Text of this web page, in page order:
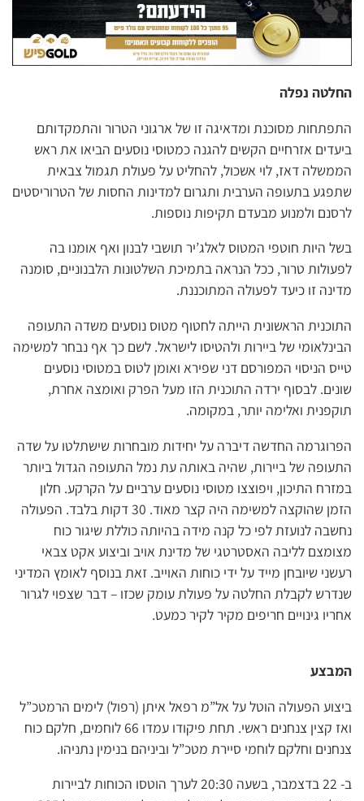
החלטה נפלה
התפתחות מסוכנת ומדאיגה זו של ארגוני הטרור והתמקדותם
ביעדים אזרחיים הקשים להגנה כמטוסי נוסעים הביאו את ראש
הממשלה דאז, לוי אשכול, להחליט על פעולת תגמול צבאית
שתפגע בתעופה הערבית ותגרום למדינות החסות של הטרוריסטים
לרסנם ולמנוע מבעדם תקיפות נוספות.
בשל היות חוטפי המטוס לאלג’יר תושבי לבנון ואף אומנו בה
לפעולות טרור, ככל הנראה בתמיכת השלטונות הלבנוניים, סומנה
מדינה זו כיעד לפעולה המתוכננת.
התוכנית הראשונית הייתה לחטוף מטוס נוסעים משדה התעופה
הבינלאומי של ביירות ולהטיסו לישראל. לשם כך אף נבחר למשימה
טייס הניסוי המפורסם דני שפירא ואומן לטוס במטוסי נוסעים
שונים. לבסוף ירדה התוכנית הזו מעל הפרק ואומצה אחרת,
תוקפנית ואלימה יותר, במקומה.
הפרוגרמה החדשה דיברה על יחידות מובחרות שישתלטו על שדה
התעופה של ביירות, שהיה באותה עת נמל התעופה הגדול ביותר
במזרח התיכון, ויפוצצו מטוסי נוסעים ערביים על הקרקע. חלון
הזמן שהוקצה למשימה היה קצר מאוד. 30 דקות בלבד. הפעולה
נחשבה לנועזת לפי כל קנה מידה בהיותה כוללת שיגור כוח
מצומצם לליבה האסטרטגי של מדינת אויב וביצוע אקט צבאי
רעשני שיובחן מייד על ידי כוחות האוייב. זאת בנוסף לאומץ המדיני
שנדרש לקבלת החלטה על פעולת עומק שכזו – דבר שצפוי לגרור
אחריו גינויים חריפים מקיר לקיר כמעט.
המבצע
ביצוע הפעולה הוטל על אל”מ רפאל איתן (רפול) לימים הרמטכ”ל
ואז קצין צנחנים ראשי. תחת פיקודו עמדו 66 לוחמים, חלקם כוח
צנחנים וחלקם לוחמי סיירת מטכ”ל וביניהם בנימין נתניהו.
ב- 22 בדצמבר, בשעה 20:30 לערך הוטסו הכוחות לביירות